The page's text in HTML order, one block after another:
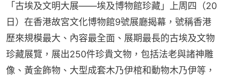
「古埃及文明大展——埃及博物館珍藏」上周四（20
日）在香港故宮文化博物館9號展廳揭幕，號稱香港
歷來規模最大、內容最全面、展期最長的古埃及文物
珍藏展覽，展出250件珍貴文物，包括法老與諸神雕
像、黃金飾物、大型成套木乃伊棺和動物木乃伊等，